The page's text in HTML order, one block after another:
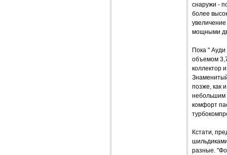
снаружи -
более
мощными
Пока "
объемом
коллектор
позже, как
небольшим
комфорт
Кстати,
разные.